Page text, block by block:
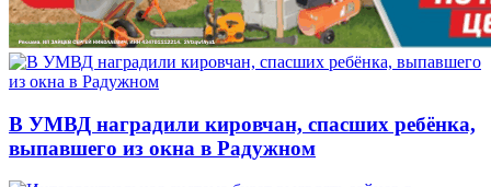
В УМВД наградили кировчан, спасших ребёнка,
выпавшего из окна в Радужном